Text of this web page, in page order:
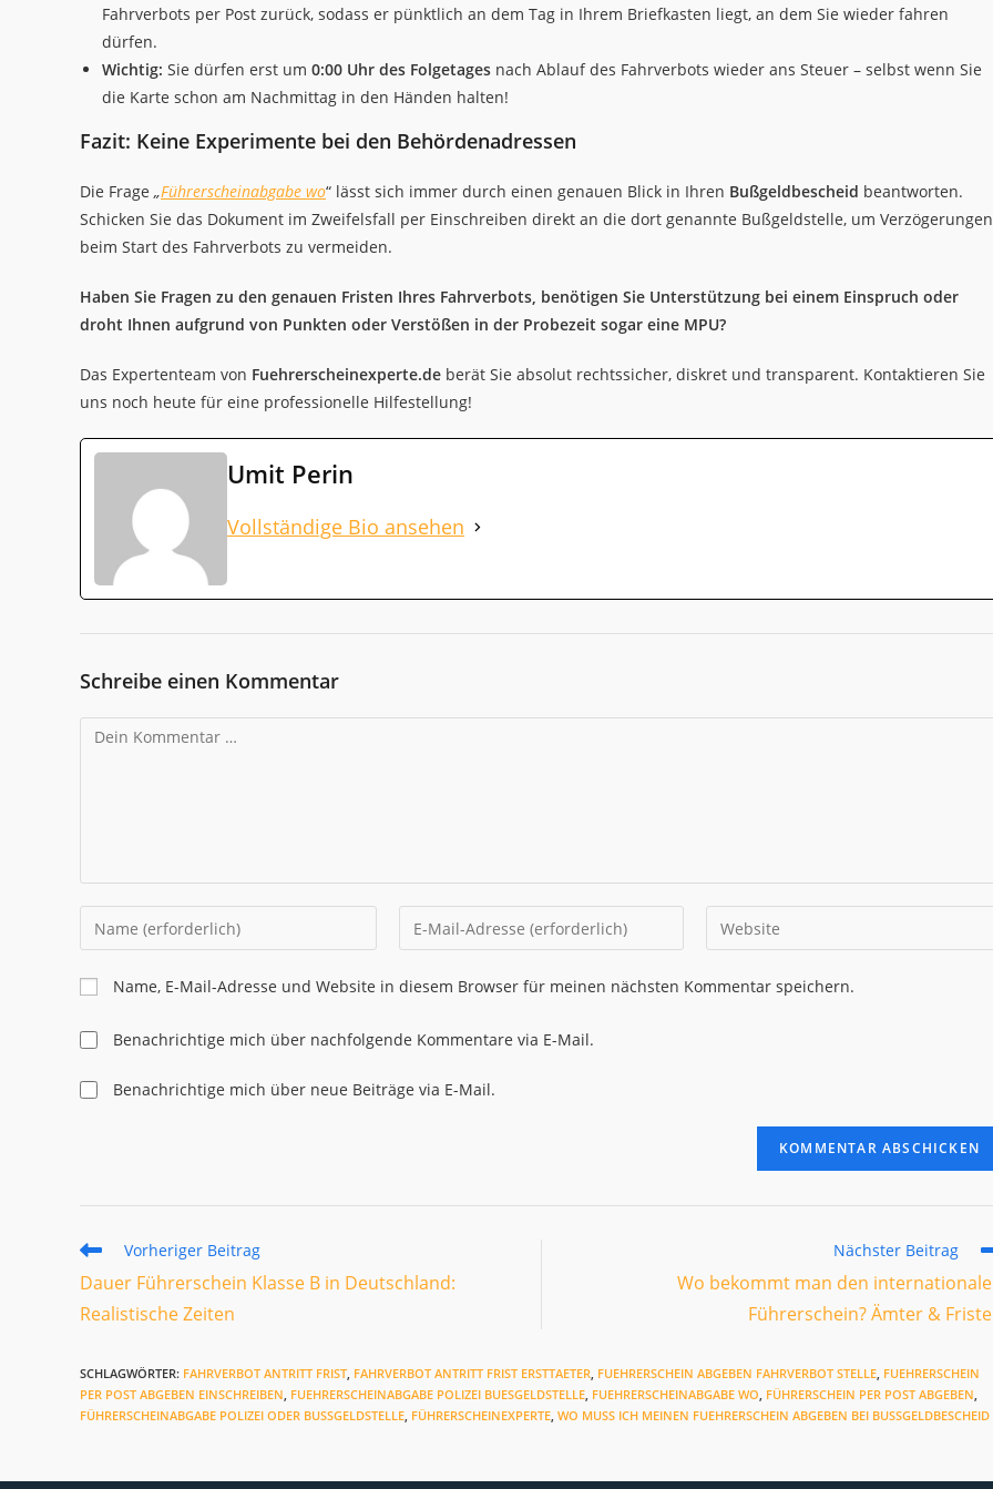
Fahrverbots per Post zurück, sodass er pünktlich an dem Tag in Ihrem Briefkasten liegt, an dem Sie wieder fahren
dürfen.
Wichtig: Sie dürfen erst um 0:00 Uhr des Folgetages nach Ablauf des Fahrverbots wieder ans Steuer – selbst wenn Sie
die Karte schon am Nachmittag in den Händen halten!
Fazit: Keine Experimente bei den Behördenadressen
Die Frage „Führerscheinabgabe wo“ lässt sich immer durch einen genauen Blick in Ihren Bußgeldbescheid beantworten.
Schicken Sie das Dokument im Zweifelsfall per Einschreiben direkt an die dort genannte Bußgeldstelle, um Verzögerungen
beim Start des Fahrverbots zu vermeiden.
Haben Sie Fragen zu den genauen Fristen Ihres Fahrverbots, benötigen Sie Unterstützung bei einem Einspruch oder
droht Ihnen aufgrund von Punkten oder Verstößen in der Probezeit sogar eine MPU?
Das Expertenteam von Fuehrerscheinexperte.de berät Sie absolut rechtssicher, diskret und transparent. Kontaktieren Sie
uns noch heute für eine professionelle Hilfestellung!
Umit Perin
Vollständige Bio ansehen
Schreibe einen Kommentar
Kommentar
Gib
deinen
Namen
oder
Benutzernamen
Kommentieren
Gib
deine
Adresse
Kommentieren
Gib
deine
Name, E-Mail-Adresse und Website in diesem Browser für meinen nächsten Kommentar speichern.
Benachrichtige mich über nachfolgende Kommentare via E-Mail.
Benachrichtige mich über neue Beiträge via E-Mail.
Weitere
ansehen
Vorheriger Beitrag
Dauer Führerschein Klasse B in Deutschland:
Realistische Zeiten
Nächster Beitrag
Wo bekommt man den
Führerschein? Ämter &
SCHLAGWÖRTER: FAHRVERBOT ANTRITT FRIST, FAHRVERBOT ANTRITT FRIST ERSTTAETER, FUEHRERSCHEIN ABGEBEN FAHRVERBOT STELLE, FUEHRERSCHEIN
PER POST ABGEBEN EINSCHREIBEN, FUEHRERSCHEINABGABE POLIZEI BUESGELDSTELLE, FUEHRERSCHEINABGABE WO, FÜHRERSCHEIN PER POST ABGEBEN,
FÜHRERSCHEINABGABE POLIZEI ODER BUSSGELDSTELLE , FÜHRERSCHEINEXPERTE, WO MUSS ICH MEINEN FUEHRERSCHEIN ABGEBEN BEI BUSSGELDBESCHEID